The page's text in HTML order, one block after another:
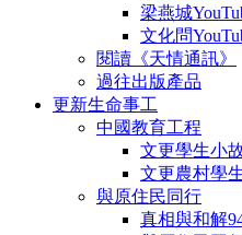
梁燕城
文化問
閱讀《天情通訊》
過往出版產品
更新生命事工
中國教育工程
文更學生小
文更農村學
與原住民同行
真相與和解